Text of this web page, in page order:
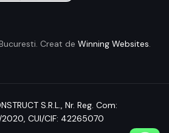
Creat de Winning Websites.
S.R.L., Nr. Reg. Com:
2020, CUI/CIF: 42265070